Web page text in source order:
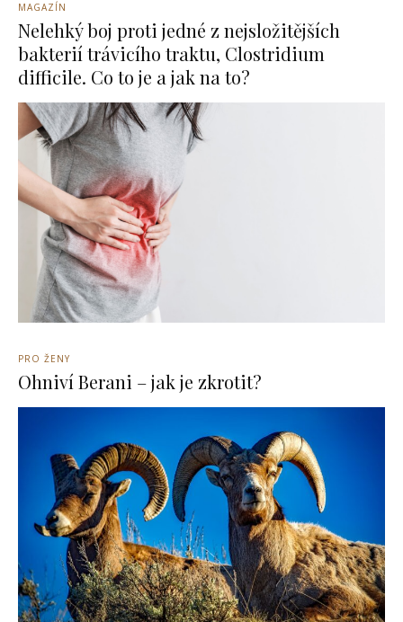
MAGAZÍN
Nelehký boj proti jedné z nejsložitějších
bakterií trávicího traktu, Clostridium
difficile. Co to je a jak na to?
PRO ŽENY
Ohniví Berani – jak je zkrotit?